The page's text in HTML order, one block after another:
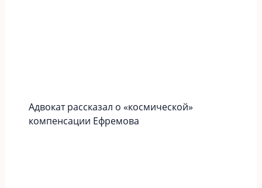
Адвокат рассказал о «космической»
компенсации Ефремова